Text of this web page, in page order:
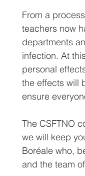
From a
teachers now
departments
infection. At
personal
the effects will
ensure
The CSFTNO
we will keep
Boréale who,
and the team